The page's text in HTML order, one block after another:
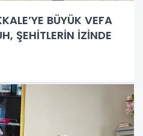
BÜYÜK VEFA
ŞEHİTLERİN İZİNDE